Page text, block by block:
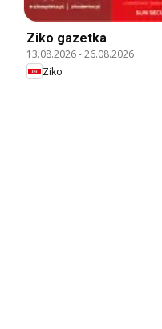
Ziko gazetka
13.08.2026-26.08.2026
Ziko